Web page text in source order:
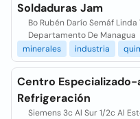
Soldaduras Jam
Bo Rubén Darío Semáf
Departamento De Managua
minerales
industria
Centro
Refrigeración
Siemens 3c Al Sur 1/2c Al